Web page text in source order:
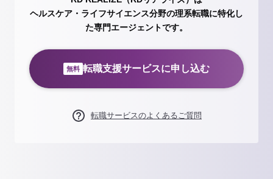
ヘルスケア・ライフサイエンス分野の理系転職に特化し
た専門エージェントです。
無料 転職支援サービスに申し込む
転職サービスのよくあるご質問